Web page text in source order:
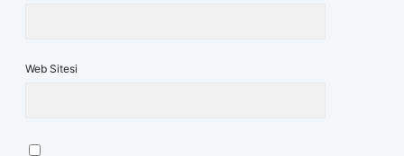
Web Sitesi